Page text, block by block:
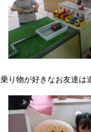
乗り物が好きなお友達は